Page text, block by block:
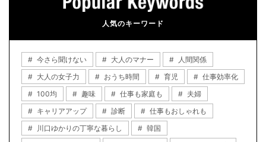
人気のキーワード
今さら聞けない 大人のマナー
人間関係
大人の女子力
おうち時間 育児
仕事効率化
100均
趣味 仕事も家庭も
夫婦
キャリアアップ
診断
仕事もおしゃれも
川口ゆかりの丁寧な暮らし
韓国